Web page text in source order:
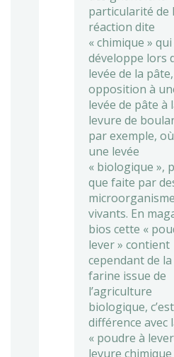
particularité de
réaction dite
« chimique » qui
développe lors
levée de la
opposition à
levée de pâte à
levure de
par exemple, où
une levée
« biologique »,
que faite par
vivants. En
bios cette «
lever » contient
cependant de la
farine issue de
l’agriculture
biologique,
différence avec
« poudre à
levure chimique